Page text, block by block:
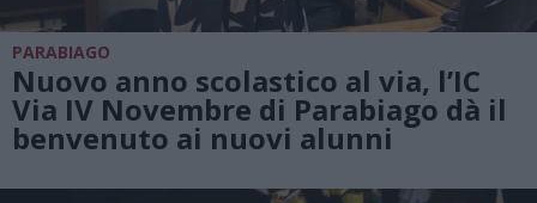
PARABIAGO
Nuovo anno scolastico al via, l’IC
Via IV Novembre di Parabiago dà il
benvenuto ai nuovi alunni